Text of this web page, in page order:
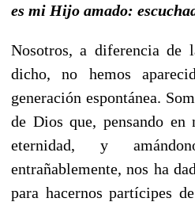
es mi Hijo amado:
Nosotros, a diferencia de
dicho, no hemos
generación espontánea.
de Dios que, pensando en
eternidad, y
entrañablemente, nos ha
para hacernos partícipes